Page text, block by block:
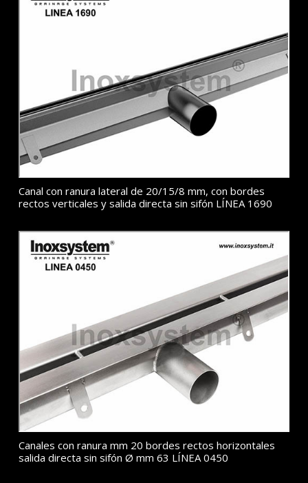
Canal con ranura lateral de 20/15/8 mm, con bordes
rectos verticales y salida directa sin sifón LÍNEA 1690
Canales con ranura mm 20 bordes rectos horizontales
salida directa sin sifón Ø mm 63 LÍNEA 0450